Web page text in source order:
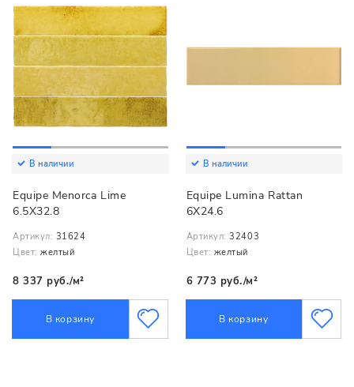
В наличии
Equipe Menorca Lime
6.5X32.8
Артикул: 31624
Цвет: желтый
8 337 руб./м²
В корзину
В наличии
Equipe Lumina Rattan
6X24.6
Артикул: 32403
Цвет: желтый
6 773 руб./м²
В корзину